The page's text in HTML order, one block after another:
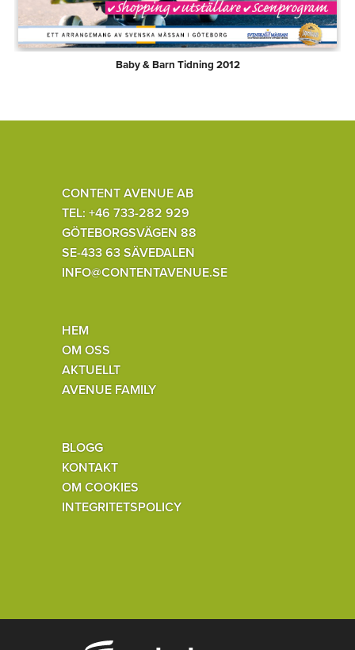
Baby & Barn Tidning 2012
CONTENT AVENUE AB
TEL: +46 733-282 929
GÖTEBORGSVÄGEN 88
SE-433 63 SÄVEDALEN
INFO@CONTENTAVENUE.SE
HEM
OM OSS
AKTUELLT
AVENUE FAMILY
BLOGG
KONTAKT
OM COOKIES
INTEGRITETSPOLICY